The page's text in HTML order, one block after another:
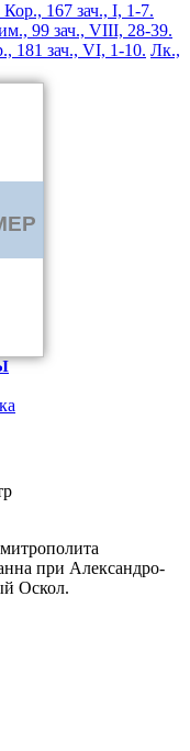
Кор., 167 зач., I, 1-7.
99 зач., VIII, 28-39.
181 зач., VI, 1-10. Лк.,
при Александро-
Оскол.